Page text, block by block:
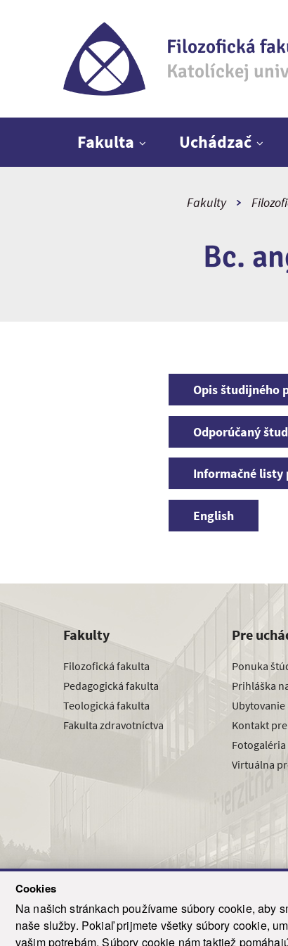
Cookies
Na našich stránkach používame súbory cookie, aby
naše služby. Pokiaľ prijmete všetky súbory cookie,
vašim potrebám. Súbory cookie nám taktiež
Filozofická
Katolíckej
Fakulta Uchádzač
Fakulty
Bc.
Opis študijného
Odporúčaný
Informačné listy
English
Fakulty
Filozofická fakulta
Pedagogická fakulta
Teologická fakulta
Fakulta zdravotníctva
Pre
Ponuka
Prihláška
Kontakt
Fotogaléria
Virtuálna